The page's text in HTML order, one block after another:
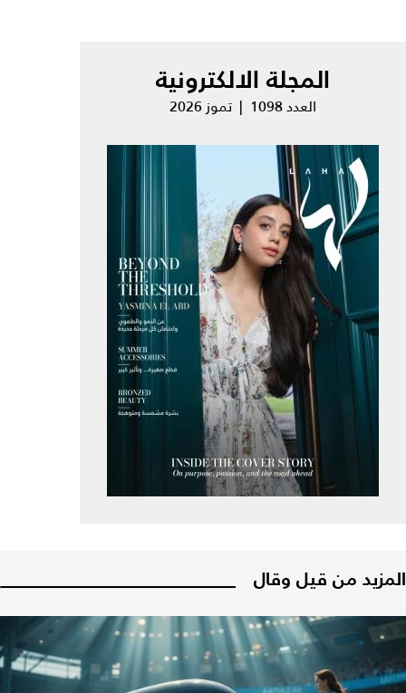
المجلة الالكترونية
العدد 1098 | تموز 2026
المزيد من قيل وقال